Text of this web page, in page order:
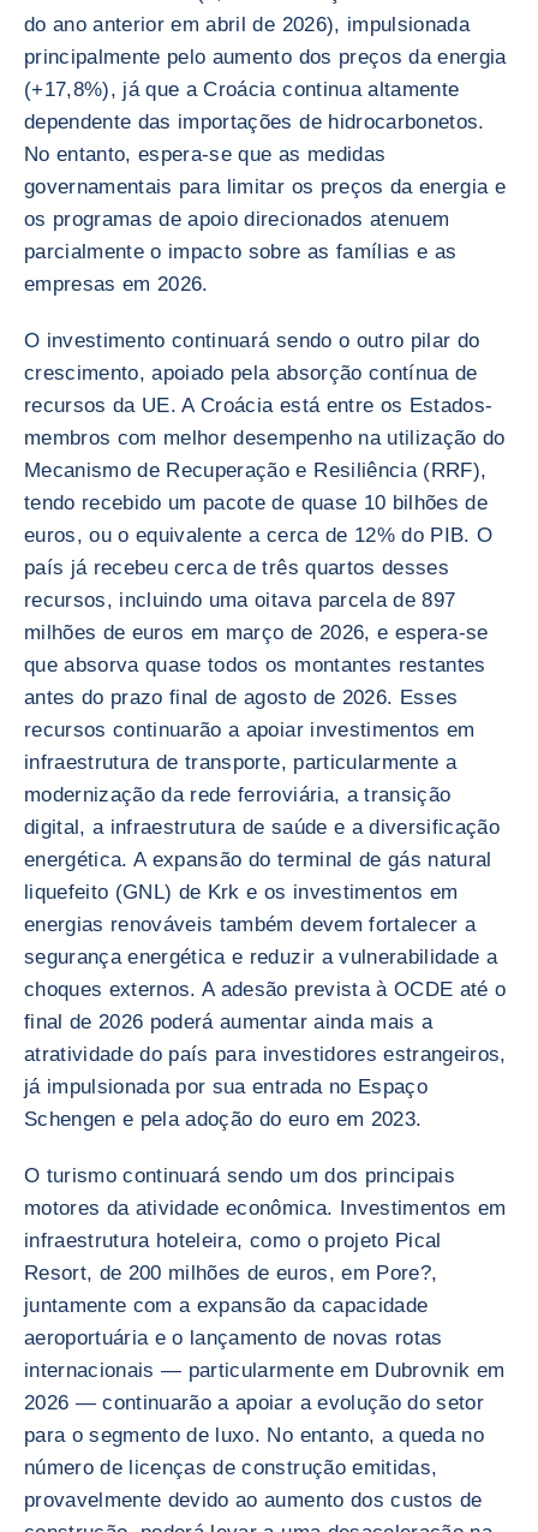
do ano anterior em abril de 2026), impulsionada
principalmente pelo aumento dos preços da energia
(+17,8%), já que a Croácia continua altamente
dependente das importações de hidrocarbonetos.
No entanto, espera-se que as medidas
governamentais para limitar os preços da energia e
os programas de apoio direcionados atenuem
parcialmente o impacto sobre as famílias e as
empresas em 2026.
O investimento continuará sendo o outro pilar do
crescimento, apoiado pela absorção contínua de
recursos da UE. A Croácia está entre os Estados-
membros com melhor desempenho na utilização do
Mecanismo de Recuperação e Resiliência (RRF),
tendo recebido um pacote de quase 10 bilhões de
euros, ou o equivalente a cerca de 12% do PIB. O
país já recebeu cerca de três quartos desses
recursos, incluindo uma oitava parcela de 897
milhões de euros em março de 2026, e espera-se
que absorva quase todos os montantes restantes
antes do prazo final de agosto de 2026. Esses
recursos continuarão a apoiar investimentos em
infraestrutura de transporte, particularmente a
modernização da rede ferroviária, a transição
digital, a infraestrutura de saúde e a diversificação
energética. A expansão do terminal de gás natural
liquefeito (GNL) de Krk e os investimentos em
energias renováveis também devem fortalecer a
segurança energética e reduzir a vulnerabilidade a
choques externos. A adesão prevista à OCDE até o
final de 2026 poderá aumentar ainda mais a
atratividade do país para investidores estrangeiros,
já impulsionada por sua entrada no Espaço
Schengen e pela adoção do euro em 2023.
O turismo continuará sendo um dos principais
motores da atividade econômica. Investimentos em
infraestrutura hoteleira, como o projeto Pical
Resort, de 200 milhões de euros, em Pore?,
juntamente com a expansão da capacidade
aeroportuária e o lançamento de novas rotas
internacionais — particularmente em Dubrovnik em
2026 — continuarão a apoiar a evolução do setor
para o segmento de luxo. No entanto, a queda no
número de licenças de construção emitidas,
provavelmente devido ao aumento dos custos de